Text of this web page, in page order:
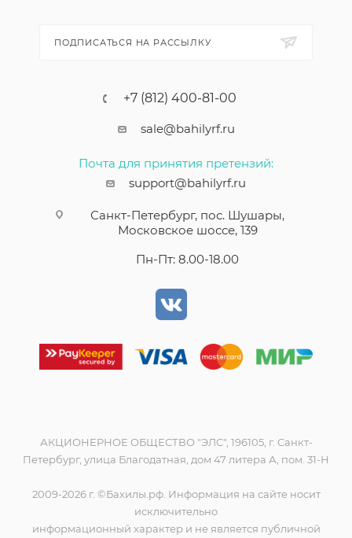
ПОДПИСАТЬСЯ НА РАССЫЛКУ
+7 (812) 400-81-00
sale@bahilyrf.ru
Почта для принятия претензий:
support@bahilyrf.ru
Санкт-Петербург, пос. Шушары,
Московское шоссе, 139
Пн-Пт: 8.00-18.00
АКЦИОНЕРНОЕ ОБЩЕСТВО "ЭЛС", 196105, г. Санкт-
Петербург, улица Благодатная, дом 47 литера А, пом. 31-Н
2009-2026 г. ©Бахилы.рф. Информация на сайте носит
исключительно
информационный характер и не является публичной